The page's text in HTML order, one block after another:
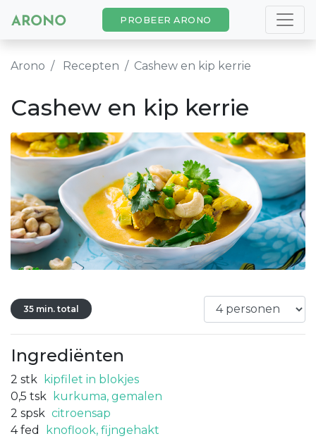
PROBEER ARONO
Arono Recepten Cashew en kip kerrie
Cashew en kip kerrie
35 min. total
Ingrediënten
2 stk
kipfilet in blokjes
0,5 tsk
kurkuma, gemalen
2 spsk citroensap
4 fed
knoflook, fijngehakt